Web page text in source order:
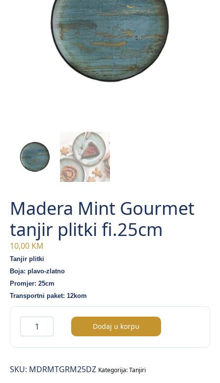
Madera Mint Gourmet
tanjir plitki fi.25cm
10,00 KM
Tanjir plitki
Boja: plavo-zlatno
Promjer: 25cm
Transportni paket: 12kom
Madera
Mint
Gourmet
plitki
Dodaj u korpu
SKU: MDRMTGRM25DZ Kategorija:Tanjiri